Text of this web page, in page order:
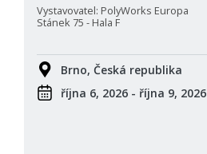
Vystavovatel: PolyWorks Europa
Stánek 75 - Hala F
Brno, Česká republika
října 6, 2026 - října 9, 2026